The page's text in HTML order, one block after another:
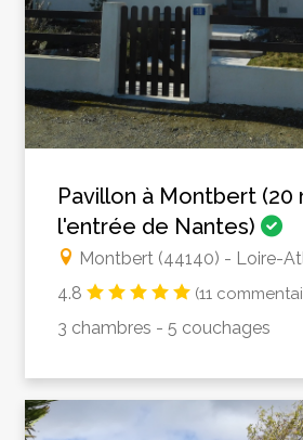
Pavillon à Montbert (20
l'entrée de Nantes)
Montbert (44140) - Loire-
4.8
(11
3 chambres - 5 couchages